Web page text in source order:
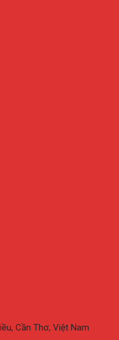
Cần Thơ, Việt Nam